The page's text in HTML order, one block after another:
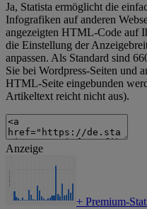
Ja, Statista ermöglicht die
Infografiken auf anderen
angezeigten HTML-Code auf
die Einstellung der
anpassen. Als Standard sind
Sie bei Wordpress-Seiten und
HTML-Seite eingebunden
Artikeltext reicht nicht aus).
Anzeige
+ Premium-